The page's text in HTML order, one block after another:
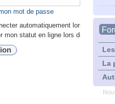
La
mot de passe
automatiquement lors de
mon statut en ligne lors de cette